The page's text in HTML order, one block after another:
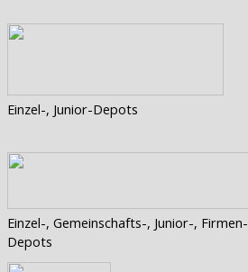
Einzel-, Junior-Depots
Einzel-, Gemeinschafts-, Junior-, Firmen-
Depots